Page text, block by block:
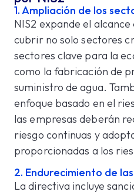
1. Ampliación de los
NIS2 expande el
cubrir no solo sectores
sectores clave para la
como la fabricación de
suministro de agua.
enfoque basado en el
las empresas deberán
riesgo continuas y
proporcionadas a los
2. Endurecimiento de
La directiva incluye